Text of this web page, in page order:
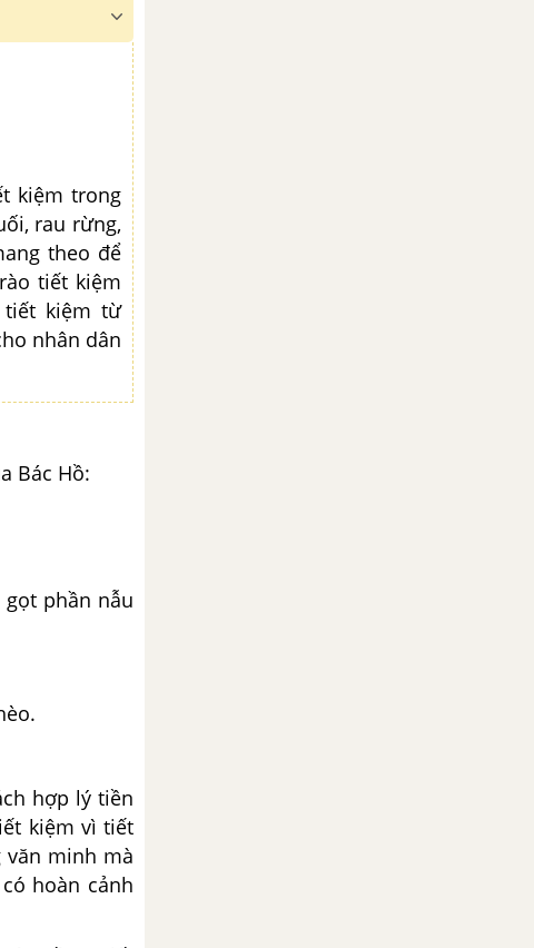
kiệm trong
rau rừng,
theo để
tiết kiệm
tiết kiệm từ
nhân dân
Bác Hồ:
phần nẫu
hợp lý tiền
kiệm vì tiết
văn minh mà
hoàn cảnh